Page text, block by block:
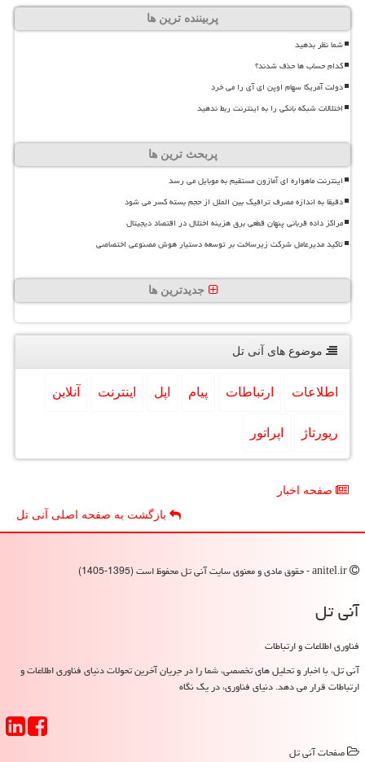
پربیننده ترین ها
شما نظر بدهید
کدام حساب ها حذف شدند؟
دولت آمریکا سهام اوپن ای آی را می خرد
اختلالات شبکه بانکی را به اینترنت ربط ندهید
پربحث ترین ها
اینترنت ماهواره ای آمازون مستقیم به موبایل می رسد
دقیقا به اندازه مصرف ترافیک بین الملل از حجم بسته کسر می شود
مراکز داده قربانی پنهان قطعی برق هزینه اختلال در اقتصاد دیجیتال
تاکید مدیرعامل شرکت زیرساخت بر توسعه دستیار هوش مصنوعی اختصاصی
جدیدترین ها
موضوع های آنی تل
اطلاعات ارتباطات پیام اپل اینترنت آنلاین
رپورتاژ اپراتور
صفحه اخبار
بازگشت به صفحه اصلی آنی تل
آنی تل
فناوری اطلاعات و ارتباطات
آنی تل، با اخبار و تحلیل های تخصصی، شما را در جریان آخرین تحولات دنیای فناوری اطلاعات و
ارتباطات قرار می دهد. دنیای فناوری، در یک نگاه
صفحات آنی تل